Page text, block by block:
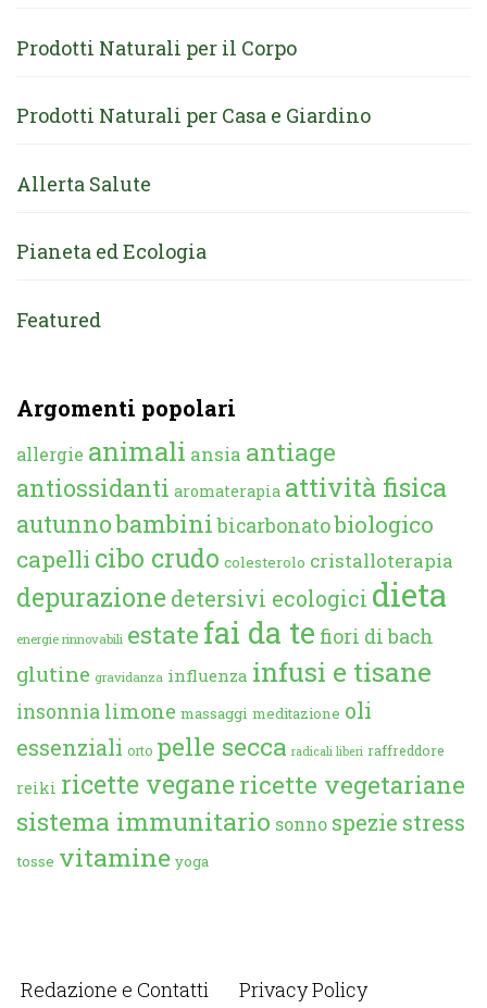
Prodotti Naturali per il Corpo
Prodotti Naturali per Casa e Giardino
Allerta Salute
Pianeta ed Ecologia
Featured
Argomenti popolari
allergie animali ansia antiage
antiossidanti aromaterapia attività fisica
autunnobambini bicarbonatobiologico
capelli cibo crudo colesterolo cristalloterapia
depurazione detersivi ecologici dieta
energie rinnovabili estate fai da te fiori di bach
glutine gravidanza influenza infusi e tisane
insonnia limone massaggi meditazione oli
essenziali orto pelle secca radicali liberi raffreddore
reiki ricette veganericette vegetariane
sistema immunitario sonno spezie stress
tosse vitamine yoga
Redazione e Contatti Privacy Policy